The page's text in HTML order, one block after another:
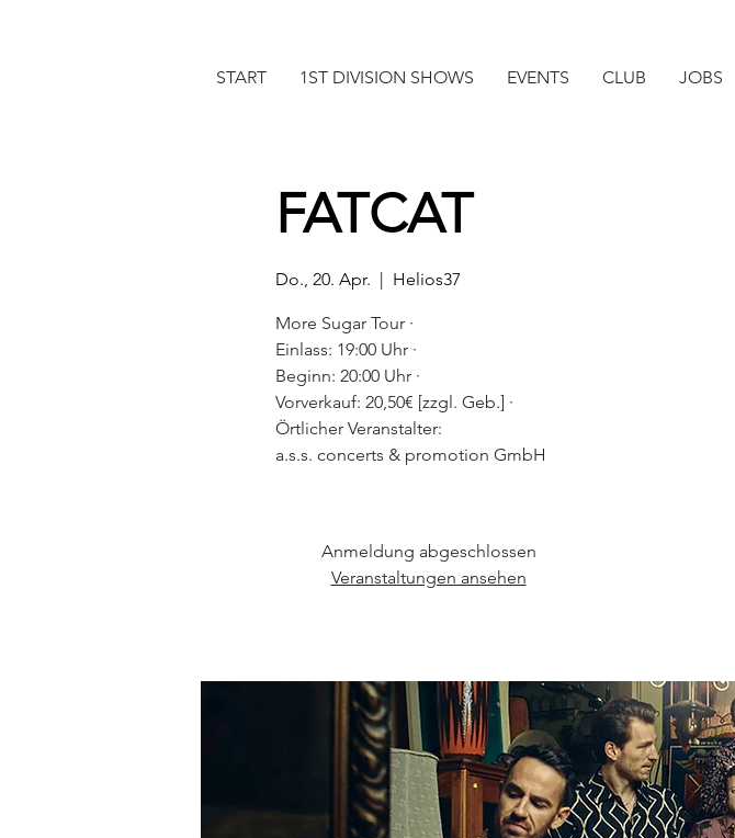
START 1ST DIVISION SHOWS EVENTS CLUB JOBS
FATCAT
Do., 20. Apr.
  |
Helios37
More Sugar Tour ·
Einlass: 19:00 Uhr ·
Beginn: 20:00 Uhr ·
Vorverkauf: 20,50€ [zzgl. Geb.] ·
Örtlicher Veranstalter:
a.s.s. concerts & promotion GmbH
Anmeldung abgeschlossen
Veranstaltungen ansehen